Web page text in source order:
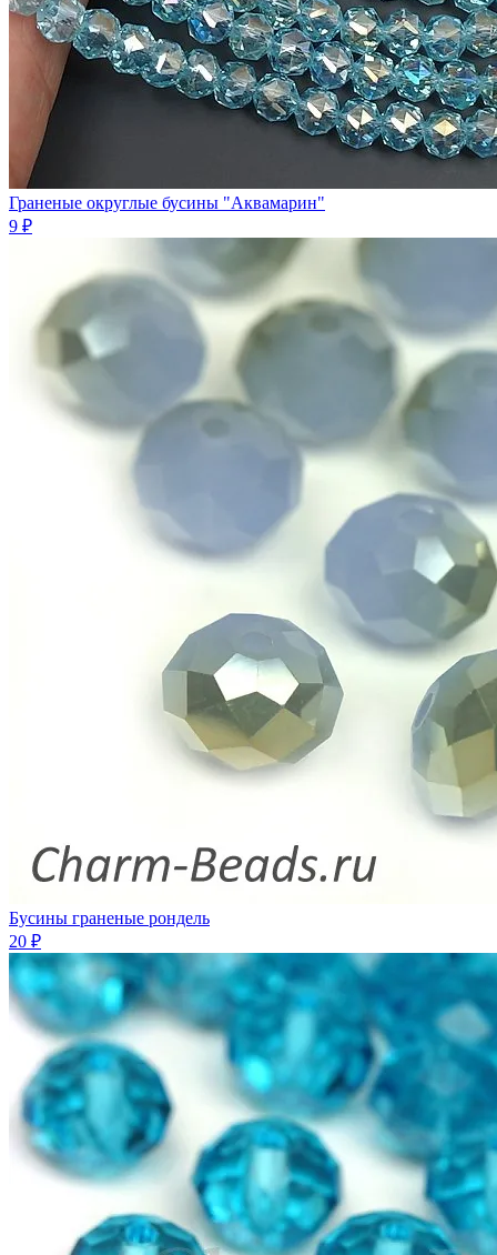
Граненые округлые бусины "Аквамарин"
9 ₽
Бусины граненые рондель
20 ₽